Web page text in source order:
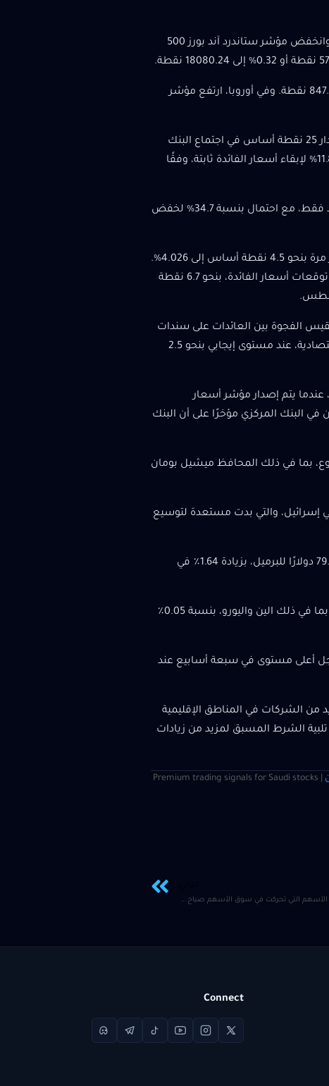
انخفض مؤشر داو جونز الصناعي 134.09 نقطة أو 0.32% إلى 42218.66 نقطة وانخفض مؤشر ستاندرد آند بورز 500
ارتفع مؤشر MSCI للأسهم في جميع أنحاء العالم 0.01 نقطة أو 0.00% إلى 847.41 نقطة. وفي أوروبا، ارتفع مؤشر
وتبلغ التوقعات بخفض أسعار الفائدة من جانب بنك الاحتياطي الفيدرالي بمقدار 25 نقطة أساس في اجتماع البنك
المركزي في نوفمبر/تشرين الثاني 88.2%، حيث يقدر السوق احتمالات بنسبة 11.8% لإبقاء أسعار الفائدة ثابتة، وفقًا
كانت الأسواق تتوقع خفضًا بنحو 25 نقطة أساس على الأقل قبل أسبوع واحد فقط، مع احتمال بنسبة 34.7% لخفض
كان العائد على سندات الخزانة الأمريكية القياسية لأجل 10 سنوات مرتفعًا آخر مرة بنحو 4.5 نقطة أساس إلى 4.026%.
وارتفع العائد على سندات الخزانة لأجل عامين، والذي يتحرك عادةً بالتوازي مع توقعات أسعار الفائدة، بنحو 6.7 نقطة
الفجوة بين العائدات على سندات
الخزانة لأجل عامين وعشرة أعوام، والذي يُنظر إليه كمؤشر على التوقعات الاقتصادية، عند مستوى إيجابي بنحو 2.5
عندما يتم إصدار مؤشر أسعار
البنك المركزي مؤخرًا على أن البنك
بما في ذلك المحافظ ميشيل بومان
إسرائيل، والتي بدت مستعدة لتوسيع
ارتفع الخام الأمريكي بنسبة 1.82٪ إلى 75.73 دولارًا للبرميل وارتفع برنت إلى 79.33 دولارًا للبرميل، بزيادة 1.64٪ في
انخفض مؤشر الدولار، الذي يقيس العملة الأمريكية مقابل سلة من العملات بما في ذلك الين واليورو، بنسبة 0.05٪
الدولار بنسبة 0.38% إلى 148.14 ين بعد أن سجل أعلى مستوى في سبعة أسابيع عند
من الشركات في المناطق الإقليمية
تلبية الشرط المسبق لمزيد من زيادات
| Premium trading signals for Saudi stocks
أمازون ونتفليكس من بين الأسهم التي تحركت في سوق الأسهم صباح الاثنين
Connect